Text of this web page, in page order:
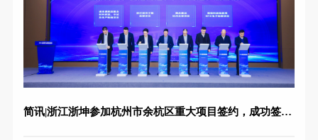
简讯|浙江浙坤参加杭州市余杭区重大项目签约，成功签约良渚街道总部项目